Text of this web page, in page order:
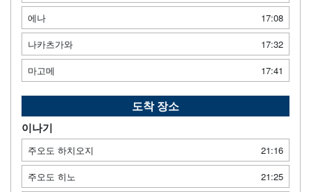
에나
17:08
나카츠가와
17:32
마고메
17:41
도착 장소
이나기
주오도 하치오지
21:16
주오도 히노
21:25